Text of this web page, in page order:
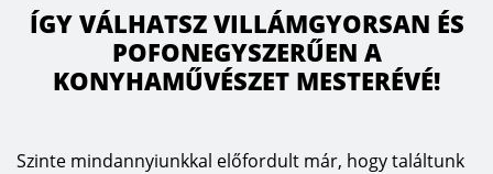
ÍGY VÁLHATSZ VILLÁMGYORSAN ÉS
POFONEGYSZERŰEN A
KONYHAMŰVÉSZET MESTERÉVÉ!
Szinte mindannyiunkkal előfordult már, hogy találtunk